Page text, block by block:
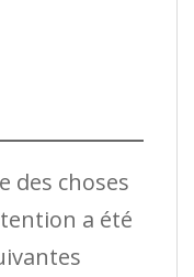
des choses
a été